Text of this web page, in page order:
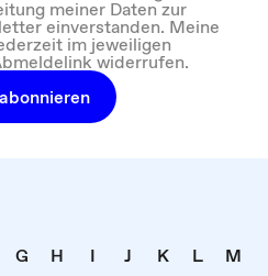
meiner Daten zur
einverstanden. Meine
im jeweiligen
widerrufen.
G H I J K L
M